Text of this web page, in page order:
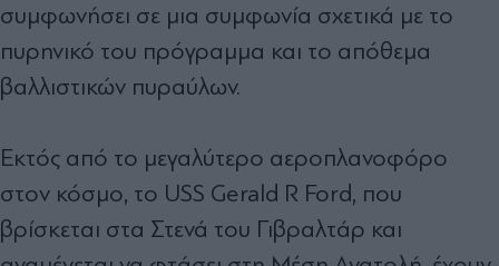
συμφωνήσει σε μια συμφωνία σχετικά με το
πυρηνικό του πρόγραμμα και το απόθεμα
βαλλιστικών πυραύλων.
Εκτός από το μεγαλύτερο αεροπλανοφόρο
στον κόσμο, το USS Gerald R Ford, που
βρίσκεται στα Στενά του Γιβραλτάρ και